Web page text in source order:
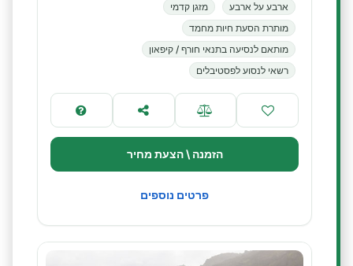
ארבע על ארבע
מזגן קדמי
מותרת הסעת חיות מחמד
מותאם לנסיעה בתנאי חורף / קיפאון
רשאי לנסוע לפסטיבלים
הזמנה \ הצעת מחיר
פרטים נוספים